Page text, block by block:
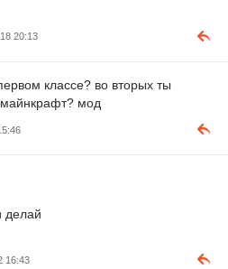
20:13
классе? во вторых ты
мод
делай
16:43